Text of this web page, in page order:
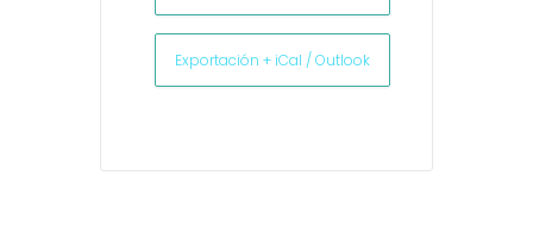
Exportación + iCal / Outlook